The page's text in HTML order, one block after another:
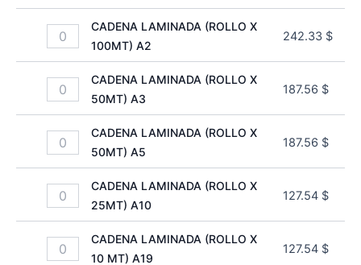
CADENA LAMINADA (ROLLO X
100MT) A2
242.33 $
CADENA LAMINADA (ROLLO X
50MT) A3
187.56 $
CADENA LAMINADA (ROLLO X
50MT) A5
187.56 $
CADENA LAMINADA (ROLLO X
25MT) A10
127.54 $
CADENA LAMINADA (ROLLO X
10 MT) A19
127.54 $